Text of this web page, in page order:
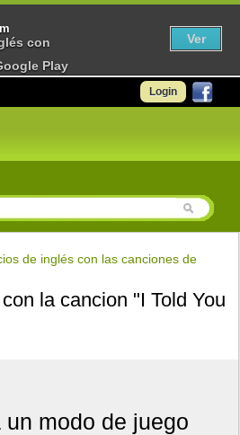
Login
de inglés con las canciones de
la cancion "I Told You
modo de juego
con
Play
Ver